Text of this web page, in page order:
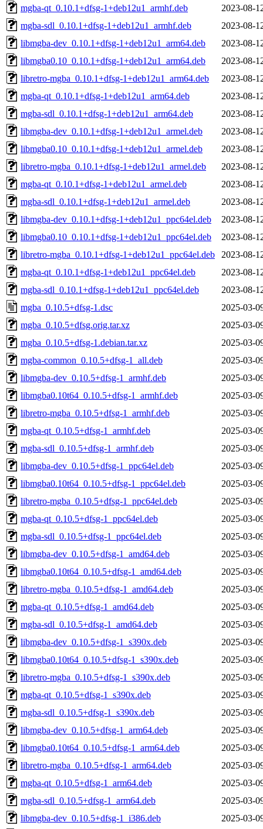
mgba-qt_0.10.1+dfsg-1+deb12u1_armhf.deb
2023-08-
mgba-sdl_0.10.1+dfsg-1+deb12u1_armhf.deb
2023-08-
libmgba-dev_0.10.1+dfsg-1+deb12u1_arm64.deb
2023-08-
libmgba0.10_0.10.1+dfsg-1+deb12u1_arm64.deb
2023-08-
libretro-mgba_0.10.1+dfsg-1+deb12u1_arm64.deb
2023-08-
mgba-qt_0.10.1+dfsg-1+deb12u1_arm64.deb
2023-08-
mgba-sdl_0.10.1+dfsg-1+deb12u1_arm64.deb
2023-08-
libmgba-dev_0.10.1+dfsg-1+deb12u1_armel.deb
2023-08-
libmgba0.10_0.10.1+dfsg-1+deb12u1_armel.deb
2023-08-
libretro-mgba_0.10.1+dfsg-1+deb12u1_armel.deb
2023-08-
mgba-qt_0.10.1+dfsg-1+deb12u1_armel.deb
2023-08-
mgba-sdl_0.10.1+dfsg-1+deb12u1_armel.deb
2023-08-
libmgba-dev_0.10.1+dfsg-1+deb12u1_ppc64el.deb
2023-08-
libmgba0.10_0.10.1+dfsg-1+deb12u1_ppc64el.deb
2023-08-
libretro-mgba_0.10.1+dfsg-1+deb12u1_ppc64el.deb
2023-08-
mgba-qt_0.10.1+dfsg-1+deb12u1_ppc64el.deb
2023-08-
mgba-sdl_0.10.1+dfsg-1+deb12u1_ppc64el.deb
2023-08-
mgba_0.10.5+dfsg-1.dsc
2025-03-
mgba_0.10.5+dfsg.orig.tar.xz
2025-03-
mgba_0.10.5+dfsg-1.debian.tar.xz
2025-03-
mgba-common_0.10.5+dfsg-1_all.deb
2025-03-
libmgba-dev_0.10.5+dfsg-1_armhf.deb
2025-03-
libmgba0.10t64_0.10.5+dfsg-1_armhf.deb
2025-03-
libretro-mgba_0.10.5+dfsg-1_armhf.deb
2025-03-
mgba-qt_0.10.5+dfsg-1_armhf.deb
2025-03-
mgba-sdl_0.10.5+dfsg-1_armhf.deb
2025-03-
libmgba-dev_0.10.5+dfsg-1_ppc64el.deb
2025-03-
libmgba0.10t64_0.10.5+dfsg-1_ppc64el.deb
2025-03-
libretro-mgba_0.10.5+dfsg-1_ppc64el.deb
2025-03-
mgba-qt_0.10.5+dfsg-1_ppc64el.deb
2025-03-
mgba-sdl_0.10.5+dfsg-1_ppc64el.deb
2025-03-
libmgba-dev_0.10.5+dfsg-1_amd64.deb
2025-03-
libmgba0.10t64_0.10.5+dfsg-1_amd64.deb
2025-03-
libretro-mgba_0.10.5+dfsg-1_amd64.deb
2025-03-
mgba-qt_0.10.5+dfsg-1_amd64.deb
2025-03-
mgba-sdl_0.10.5+dfsg-1_amd64.deb
2025-03-
libmgba-dev_0.10.5+dfsg-1_s390x.deb
2025-03-
libmgba0.10t64_0.10.5+dfsg-1_s390x.deb
2025-03-
libretro-mgba_0.10.5+dfsg-1_s390x.deb
2025-03-
mgba-qt_0.10.5+dfsg-1_s390x.deb
2025-03-
mgba-sdl_0.10.5+dfsg-1_s390x.deb
2025-03-
libmgba-dev_0.10.5+dfsg-1_arm64.deb
2025-03-
libmgba0.10t64_0.10.5+dfsg-1_arm64.deb
2025-03-
libretro-mgba_0.10.5+dfsg-1_arm64.deb
2025-03-
mgba-qt_0.10.5+dfsg-1_arm64.deb
2025-03-
mgba-sdl_0.10.5+dfsg-1_arm64.deb
2025-03-
libmgba-dev_0.10.5+dfsg-1_i386.deb
2025-03-